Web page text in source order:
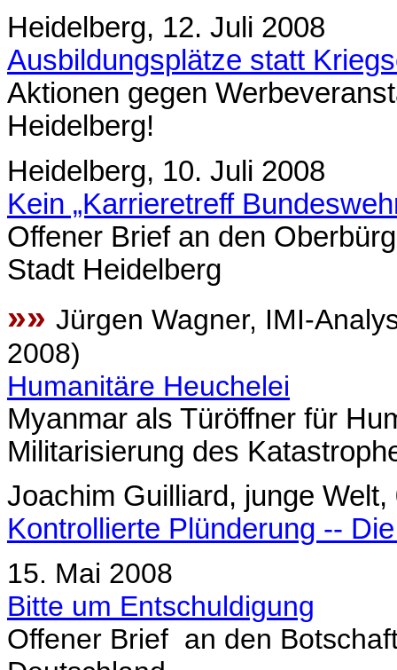
Heidelberg, 12. Juli 2008
Ausbildungsplätze statt
Aktionen gegen
Heidelberg!
Heidelberg, 10. Juli 2008
Kein „Karrieretreff
Offener Brief an den
Stadt Heidelberg
»» Jürgen Wagner, IMI-
2008)
Humanitäre Heuchelei
Myanmar als Türöffner für
Militarisierung des
Joachim Guilliard, junge
Kontrollierte Plünderung --
15. Mai 2008
Bitte um Entschuldigung
Offener Brief an den